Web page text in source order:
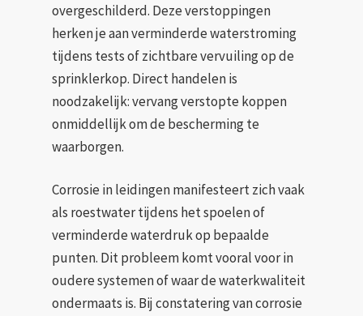
overgeschilderd. Deze verstoppingen
herken je aan verminderde waterstroming
tijdens tests of zichtbare vervuiling op de
sprinklerkop. Direct handelen is
noodzakelijk: vervang verstopte koppen
onmiddellijk om de bescherming te
waarborgen.
Corrosie in leidingen manifesteert zich vaak
als roestwater tijdens het spoelen of
verminderde waterdruk op bepaalde
punten. Dit probleem komt vooral voor in
oudere systemen of waar de waterkwaliteit
ondermaats is. Bij constatering van corrosie